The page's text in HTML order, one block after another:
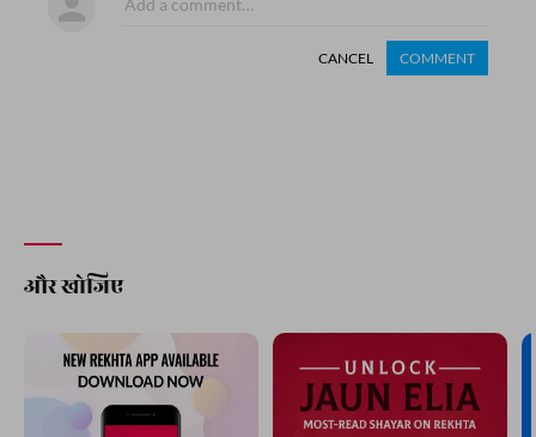
CANCEL COMMENT
और खोजिए